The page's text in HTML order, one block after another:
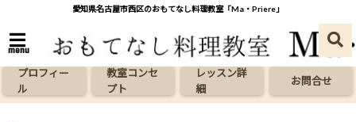
愛知県名古屋市西区のおもてなし料理教室「Ma・Priere」
menu
プロフィー
ル
教室コンセ
プト
レッスン詳
細
お問合せ